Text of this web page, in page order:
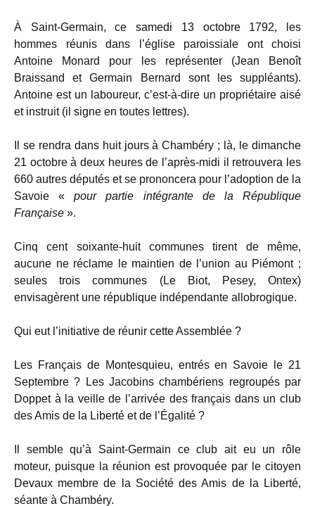
À Saint-Germain, ce samedi 13 octobre 1792, les
hommes réunis dans l’église paroissiale ont choisi
Antoine Monard pour les représenter (Jean Benoît
Braissand et Germain Bernard sont les suppléants).
Antoine est un laboureur, c’est-à-dire un propriétaire aisé
et instruit (il signe en toutes lettres).
Il se rendra dans huit jours à Chambéry ; là, le dimanche
21 octobre à deux heures de l’après-midi il retrouvera les
660 autres députés et se prononcera pour l’adoption de la
Savoie «pour partie intégrante de la République
Française ».
Cinq cent soixante-huit communes tirent de même,
aucune ne réclame le maintien de l’union au Piémont ;
seules trois communes (Le Biot, Pesey, Ontex)
envisagèrent une république indépendante allobrogique.
Qui eut l’initiative de réunir cette Assemblée ?
Les Français de Montesquieu, entrés en Savoie le 21
Septembre ? Les Jacobins chambériens regroupés par
Doppet à la veille de l’arrivée des français dans un club
des Amis de la Liberté et de l’Égalité ?
Il semble qu’à Saint-Germain ce club ait eu un rôle
moteur, puisque la réunion est provoquée par le citoyen
Devaux membre de la Société des Amis de la Liberté,
séante à Chambéry.